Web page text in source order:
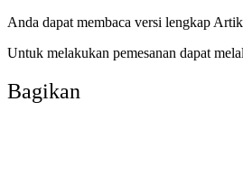
Anda dapat membaca versi lengkap
Untuk melakukan pemesanan dapat
Bagikan